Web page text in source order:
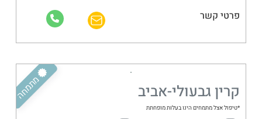
פרטי קשר
מתמחה קרין גבעולי-אביב
*טיפול אצל מתמחים הינו בעלות מופחתת